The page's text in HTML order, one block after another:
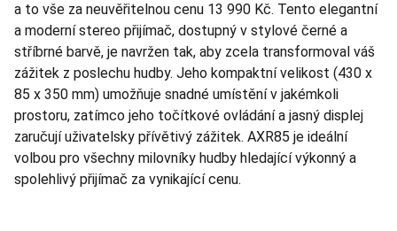
a to vše za neuvěřitelnou cenu 13 990 Kč. Tento elegantní
a moderní stereo přijímač, dostupný v stylové černé a
stříbrné barvě, je navržen tak, aby zcela transformoval váš
zážitek z poslechu hudby. Jeho kompaktní velikost (430 x
85 x 350 mm) umožňuje snadné umístění v jakémkoli
prostoru, zatímco jeho točítkové ovládání a jasný displej
zaručují uživatelsky přívětivý zážitek. AXR85 je ideální
volbou pro všechny milovníky hudby hledající výkonný a
spolehlivý přijímač za vynikající cenu.